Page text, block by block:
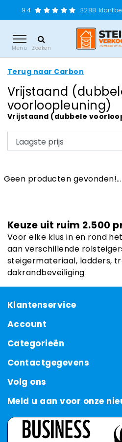
3288
Menu Zoeken
Terug naar Carbon
Vrijstaand
voorloopleuning)
Vrijstaand (dubbele
Geen producten gevonden!...
Keuze uit ruim 2.500
Voor elke klus in en rond
aan verschillende
steigermateriaal, ladders,
dakrandbeveiliging
Klantenservice
Account
Categorieën
Contactgegevens
Volg ons
Meld u aan voor onze